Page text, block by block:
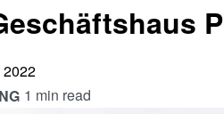
P
1 min read